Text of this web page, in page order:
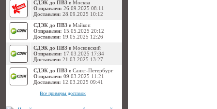
СДЭК до ПВЗ в Москва
Отправлен: 26.09.2025 08:11
Доставлен: 28.09.2025 10:12
СДЭК до ПВЗ в Майкоп
Отправлен: 15.05.2025 20:12
Доставлен: 19.05.2025 12:26
СДЭК до ПВЗ в Московский
Отправлен: 17.03.2025 17:34
Доставлен: 21.03.2025 13:27
СДЭК до ПВЗ в Санкт-Петербург
Отправлен: 09.03.2025 11:21
Доставлен: 12.03.2025 09:41
Все примеры доставок